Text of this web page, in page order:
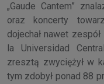
„Gaude Cantem”
oraz koncerty
dojechał nawet
la Universidad
zresztą zwyciężył w
tym zdobył ponad 88